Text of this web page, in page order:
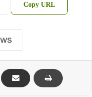
Copy URL